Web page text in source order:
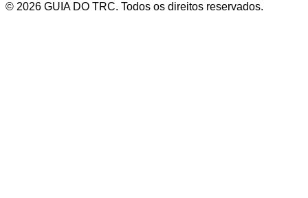
© 2026 GUIA DO TRC. Todos os direitos reservados.